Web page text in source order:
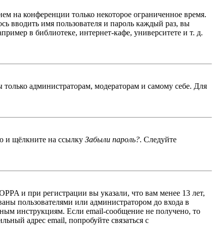
на конференции только некоторое ограниченное время.
вводить имя пользователя и пароль каждый раз, вы
в библиотеке, интернет-кафе, университете и т. д.
только администраторам, модераторам и самому себе. Для
и щёлкните на ссылку Забыли пароль?. Следуйте
и при регистрации вы указали, что вам менее 13 лет,
пользователями или администратором до входа в
инструкциям. Если email-сообщение не получено, то
адрес email, попробуйте связаться с